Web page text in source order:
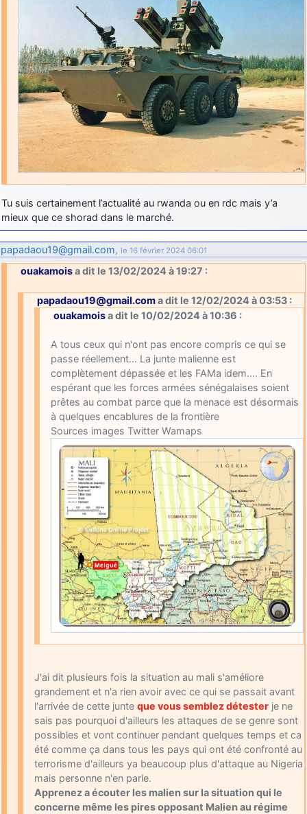
Tu suis certainement l’actualité au rwanda ou en rdc mais y’a
mieux que ce shorad dans le marché.
papadaou19@gmail.com, le 16 février 2024 06:01
ouakamoisa dit le 13/02/2024 à 19:27 :
papadaou19@gmail.coma dit le 12/02/2024 à 03:53 :
ouakamoisa dit le 10/02/2024 à 10:36 :
A tous ceux qui n'ont pas encore compris ce qui se
passe réellement… La junte malienne est
complètement dépassée et les FAMa idem…. En
espérant que les forces armées sénégalaises soient
prêtes au combat parce que la menace est désormais
à quelques encablures de la frontière
Sources images Twitter Wamaps
J'ai dit plusieurs fois la situation au mali s'améliore
grandement et n'a rien avoir avec ce qui se passait avant
l'arrivée de cette junte que vous semblez détester je ne
sais pas pourquoi d'ailleurs les attaques de se genre sont
possibles et vont continuer pendant quelques temps et ca
été comme ça dans tous les pays qui ont été confronté au
terrorisme d'ailleurs ya beaucoup plus d'attaque au Nigeria
mais personne n'en parle.
Apprenez a écouter les malien sur la situation qui le
concerne même les pires opposant Malien au régime